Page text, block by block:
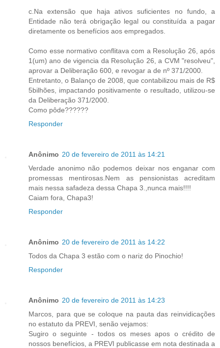
c.Na extensão que haja ativos suficientes no fundo, a
Entidade não terá obrigação legal ou constituída a pagar
diretamente os benefícios aos empregados.
Como esse normativo conflitava com a Resolução 26, após
1(um) ano de vigencia da Resolução 26, a CVM "resolveu",
aprovar a Deliberação 600, e revogar a de nº 371/2000.
Entretanto, o Balanço de 2008, que contabilizou mais de R$
5bilhões, impactando positivamente o resultado, utilizou-se
da Deliberação 371/2000.
Como pôde??????
Responder
Anônimo 20 de fevereiro de 2011 às 14:21
Verdade anonimo não podemos deixar nos enganar com
promessas mentirosas.Nem as pensionistas acreditam
mais nessa safadeza dessa Chapa 3.,nunca mais!!!!
Caiam fora, Chapa3!
Responder
Anônimo 20 de fevereiro de 2011 às 14:22
Todos da Chapa 3 estão com o nariz do Pinochio!
Responder
Anônimo 20 de fevereiro de 2011 às 14:23
Marcos, para que se coloque na pauta das reinvidicações
no estatuto da PREVI, senão vejamos:
Sugiro o seguinte - todos os meses apos o crédito de
nossos benefícios, a PREVI publicasse em nota destinada a